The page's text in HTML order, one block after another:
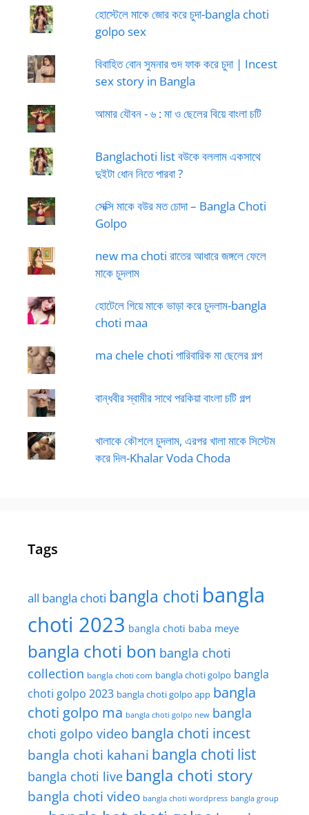
হোস্টেলে মাকে জোর করে চুদা-bangla choti
golpo sex
বিবাহিত বোন সুমনার গুদ ফাক করে চুদা | Incest
sex story in Bangla
আমার যৌবন - ৬ : মা ও ছেলের বিয়ে বাংলা চটি
Banglachoti list বউকে বললাম একসাথে
দুইটা ধোন নিতে পারবা ?
সেক্সি মাকে বউর মত চোদা – Bangla Choti
Golpo
new ma choti রাতের আধারে জঙ্গলে ফেলে
মাকে চুদলাম
হোটেলে গিয়ে মাকে ভাড়া করে চুদলাম-bangla
choti maa
ma chele choti পারিবারিক মা ছেলের গল্প
বান্ধবীর স্বামীর সাথে পরকিয়া বাংলা চটি গল্প
খালাকে কৌশলে চুদলাম, এরপর খালা মাকে সিস্টেম
করে দিল-Khalar Voda Choda
Tags
all bangla choti bangla choti bangla
choti 2023 bangla choti baba meye
bangla choti bon bangla choti
collection bangla choti com bangla choti golpo bangla
choti golpo 2023 bangla choti golpo app bangla
choti golpo ma bangla choti golpo new bangla
choti golpo video bangla choti incest
bangla choti kahani bangla choti list
bangla choti live bangla choti story
bangla choti video bangla choti wordpress bangla group